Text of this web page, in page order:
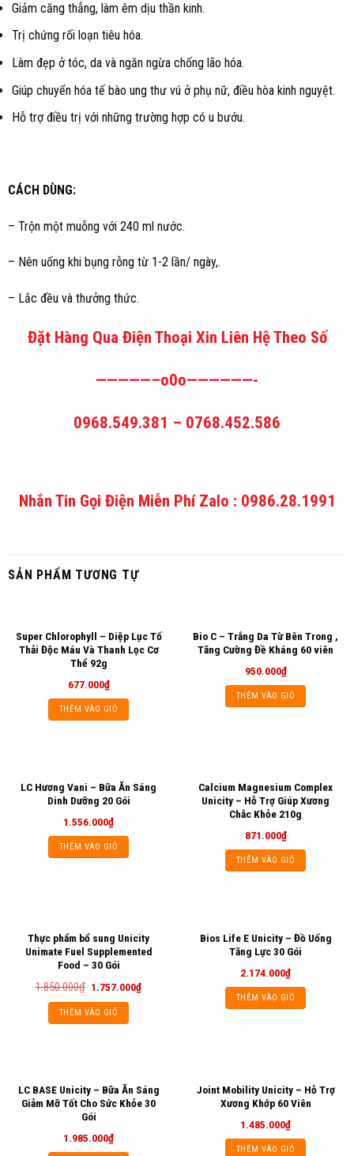
Giảm căng thẳng, làm êm dịu thần kinh.
Trị chứng rối loạn tiêu hóa.
Làm đẹp ở tóc, da và ngăn ngừa chống lão hóa.
Giúp chuyển hóa tế bào ung thư vú ở phụ nữ, điều hòa kinh nguyệt.
Hỗ trợ điều trị với những trường hợp có u bướu.
CÁCH DÙNG:
– Trộn một muỗng với 240 ml nước.
– Nên uống khi bụng rỗng từ 1-2 lần/ ngày,.
– Lắc đều và thưởng thức.
Đặt Hàng Qua Điện Thoại Xin Liên Hệ Theo Số
—————–o0o——————-
0968.549.381 – 0768.452.586
Nhắn Tin Gọi Điện Miễn Phí Zalo : 0986.28.1991
SẢN PHẨM TƯƠNG TỰ
Super Chlorophyll – Diệp Lục Tố
Thải Độc Máu Và Thanh Lọc Cơ
Thể 92g
677.000₫
THÊM VÀO GIỎ
Bio C – Trắng Da Từ Bên Trong ,
Tăng Cường Đề Kháng 60 viên
950.000₫
THÊM VÀO GIỎ
LC Hương Vani – Bữa Ăn Sáng
Dinh Dưỡng 20 Gói
1.556.000₫
THÊM VÀO GIỎ
Calcium Magnesium Complex
Unicity – Hỗ Trợ Giúp Xương
Chắc Khỏe 210g
871.000₫
THÊM VÀO GIỎ
Thực phẩm bổ sung Unicity
Unimate Fuel Supplemented
Food – 30 Gói
1.850.000₫ 1.757.000₫
THÊM VÀO GIỎ
Bios Life E Unicity – Đồ Uống
Tăng Lực 30 Gói
2.174.000₫
THÊM VÀO GIỎ
LC BASE Unicity – Bữa Ăn Sáng
Giảm Mỡ Tốt Cho Sức Khỏe 30
Gói
1.985.000₫
Joint Mobility Unicity – Hỗ Trợ
Xương Khớp 60 Viên
1.485.000₫
THÊM VÀO GIỎ